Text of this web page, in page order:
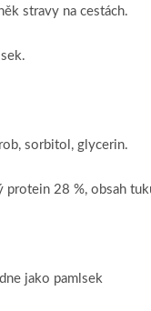
stravy na cestách.
sorbitol, glycerin.
protein 28 %, obsah
jako pamlsek